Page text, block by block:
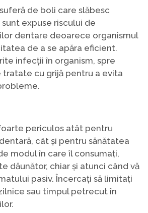
de boli care slăbesc
expuse riscului de
dentare deoarece organismul
de a se apăra eficient.
infecții în organism, spre
cu grijă pentru a evita
periculos atât pentru
cât și pentru sănătatea
modul în care îl consumați,
dăunător, chiar și atunci când vă
pasiv. Încercați să limitați
sau timpul petrecut în